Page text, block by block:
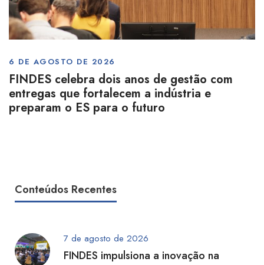
6 DE AGOSTO DE 2026
FINDES celebra dois anos de gestão com
entregas que fortalecem a indústria e
preparam o ES para o futuro
Conteúdos Recentes
7 de agosto de 2026
FINDES impulsiona a inovação na